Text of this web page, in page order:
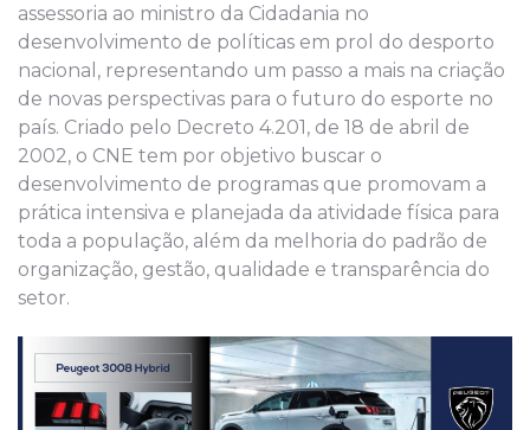
assessoria ao ministro da Cidadania no
desenvolvimento de políticas em prol do desporto
nacional, representando um passo a mais na criação
de novas perspectivas para o futuro do esporte no
país. Criado pelo Decreto 4.201, de 18 de abril de
2002, o CNE tem por objetivo buscar o
desenvolvimento de programas que promovam a
prática intensiva e planejada da atividade física para
toda a população, além da melhoria do padrão de
organização, gestão, qualidade e transparência do
setor.